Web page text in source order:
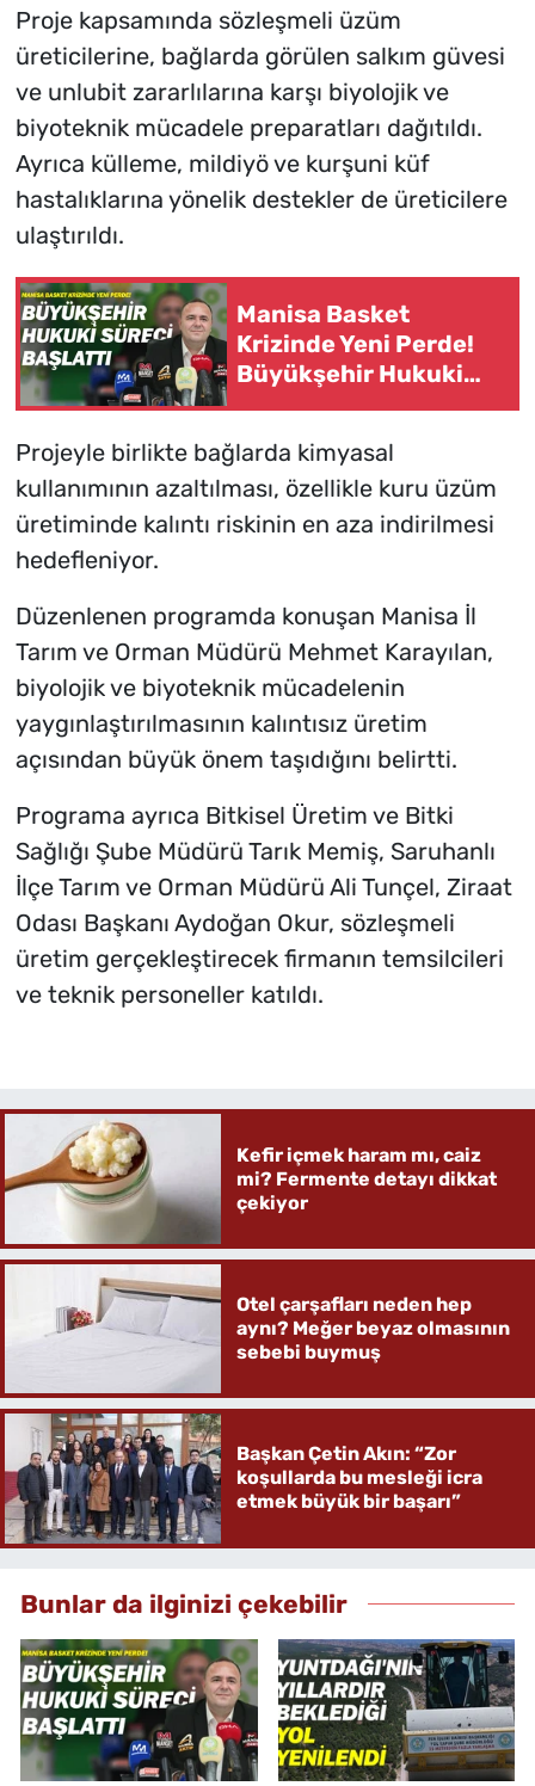
Proje kapsamında sözleşmeli üzüm
üreticilerine, bağlarda görülen salkım güvesi
ve unlubit zararlılarına karşı biyolojik ve
biyoteknik mücadele preparatları dağıtıldı.
Ayrıca külleme, mildiyö ve kurşuni küf
hastalıklarına yönelik destekler de üreticilere
ulaştırıldı.
Manisa Basket
Krizinde Yeni Perde!
Büyükşehir Hukuki
Süreci Başlattı
Projeyle birlikte bağlarda kimyasal
kullanımının azaltılması, özellikle kuru üzüm
üretiminde kalıntı riskinin en aza indirilmesi
hedefleniyor.
Düzenlenen programda konuşan Manisa İl
Tarım ve Orman Müdürü Mehmet Karayılan,
biyolojik ve biyoteknik mücadelenin
yaygınlaştırılmasının kalıntısız üretim
açısından büyük önem taşıdığını belirtti.
Programa ayrıca Bitkisel Üretim ve Bitki
Sağlığı Şube Müdürü Tarık Memiş, Saruhanlı
İlçe Tarım ve Orman Müdürü Ali Tunçel, Ziraat
Odası Başkanı Aydoğan Okur, sözleşmeli
üretim gerçekleştirecek firmanın temsilcileri
ve teknik personeller katıldı.
Kefir içmek haram mı, caiz
mi? Fermente detayı dikkat
çekiyor
Otel çarşafları neden hep
aynı? Meğer beyaz olmasının
sebebi buymuş
Başkan Çetin Akın: “Zor
koşullarda bu mesleği icra
etmek büyük bir başarı”
Bunlar da ilginizi çekebilir